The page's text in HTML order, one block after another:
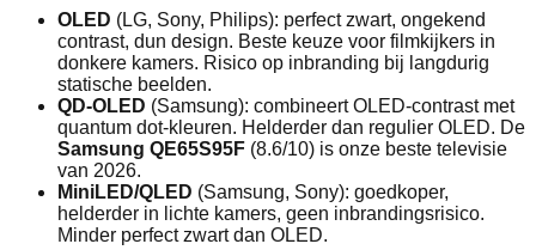
OLED (LG, Sony, Philips): perfect zwart, ongekend
contrast, dun design. Beste keuze voor filmkijkers in
donkere kamers. Risico op inbranding bij langdurig
statische beelden.
QD-OLED (Samsung): combineert OLED-contrast met
quantum dot-kleuren. Helderder dan regulier OLED. De
Samsung QE65S95F (8.6/10) is onze beste televisie
van 2026.
MiniLED/QLED (Samsung, Sony): goedkoper,
helderder in lichte kamers, geen inbrandingsrisico.
Minder perfect zwart dan OLED.